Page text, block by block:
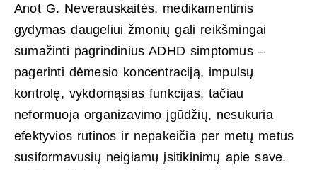
Anot G. Neverauskaitės, medikamentinis
gydymas daugeliui žmonių gali reikšmingai
sumažinti pagrindinius ADHD simptomus –
pagerinti dėmesio koncentraciją, impulsų
kontrolę, vykdomąsias funkcijas, tačiau
neformuoja organizavimo įgūdžių, nesukuria
efektyvios rutinos ir nepakeičia per metų metus
susiformavusių neigiamų įsitikinimų apie save.